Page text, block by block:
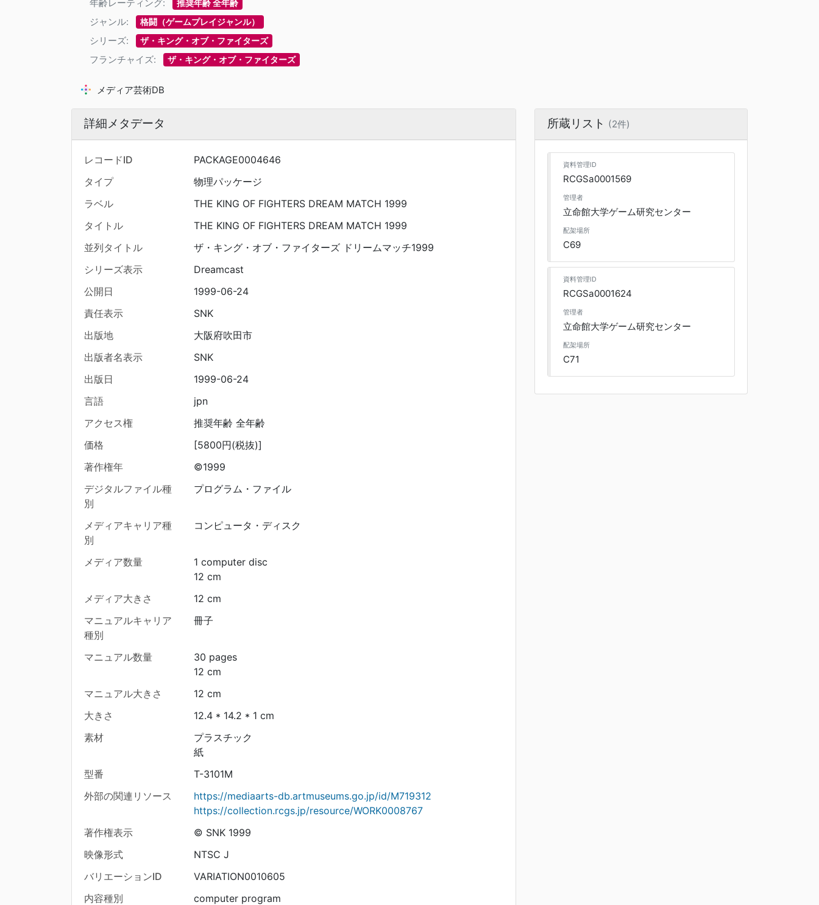
年齢レーティング: 推奨年齢 全年齢
ジャンル: 格闘（ゲームプレイジャンル）
シリーズ: ザ・キング・オブ・ファイターズ
フランチャイズ: ザ・キング・オブ・ファイターズ
メディア芸術DB
詳細メタデータ
レコードID
PACKAGE0004646
タイプ
物理パッケージ
ラベル
THE KING OF FIGHTERS DREAM MATCH 1999
タイトル
THE KING OF FIGHTERS DREAM MATCH 1999
並列タイトル
ザ・キング・オブ・ファイターズ ドリームマッチ1999
シリーズ表示
Dreamcast
公開日
1999-06-24
責任表示
SNK
出版地
大阪府吹田市
出版者名表示
SNK
出版日
1999-06-24
言語
jpn
アクセス権
推奨年齢 全年齢
価格
[5800円(税抜)]
著作権年
©1999
デジタルファイル種
別
プログラム・ファイル
メディアキャリア種
別
コンピュータ・ディスク
メディア数量
1 computer disc
12 cm
メディア大きさ
12 cm
マニュアルキャリア
種別
冊子
マニュアル数量
30 pages
12 cm
マニュアル大きさ
12 cm
大きさ
12.4 * 14.2 * 1 cm
素材
プラスチック
紙
型番
T-3101M
外部の関連リソース
https://mediaarts-db.artmuseums.go.jp/id/M719312
https://collection.rcgs.jp/resource/WORK0008767
著作権表示
© SNK 1999
映像形式
NTSC J
バリエーションID
VARIATION0010605
内容種別
computer program
所蔵リスト (2件)
資料管理ID
RCGSa0001569
管理者
立命館大学ゲーム研究センター
配架場所
C69
資料管理ID
RCGSa0001624
管理者
立命館大学ゲーム研究センター
配架場所
C71